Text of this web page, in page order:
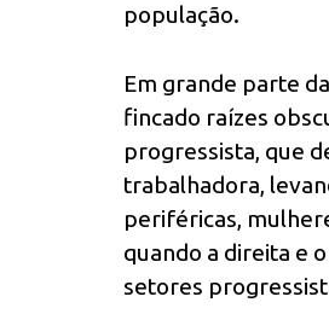
população.
Em grande parte
fincado raízes
progressista, que
trabalhadora,
periféricas,
quando a direita e
setores